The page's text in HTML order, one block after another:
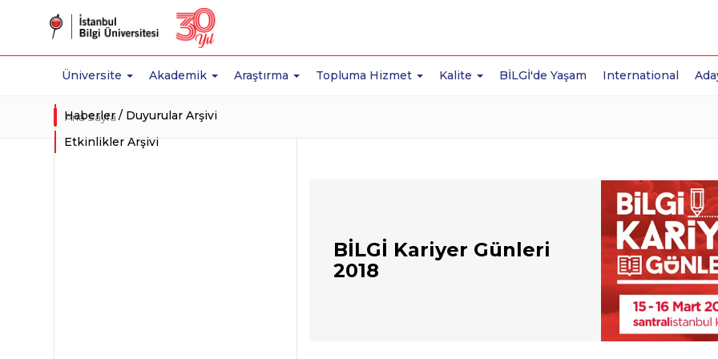
Üniversite Akademik Araştırma Topluma Hizmet Kalite BİLGİ'de Yaşam International
Ana Sayfa
Haberler / Duyurular Arşivi
Etkinlikler Arşivi
BİLGİ Kariyer Günleri
2018